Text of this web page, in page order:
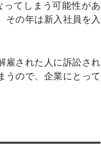
てしまう可能性があ
その年は新入社員を入
雇された人に訴訟され
うので、企業にとって